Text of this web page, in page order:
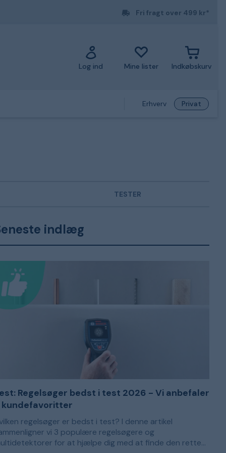
Fri fragt over 499 kr*
Log ind Mine lister Indkøbskurv
Erhverv Privat
TESTER
indlæg
Regelsøger bedst i test 2026 - Vi anbefaler
kundefavoritter
regelsøger er bedst i test? I denne artikel
vi 3 populære regelsøgere og
for at hjælpe dig med at finde den rette